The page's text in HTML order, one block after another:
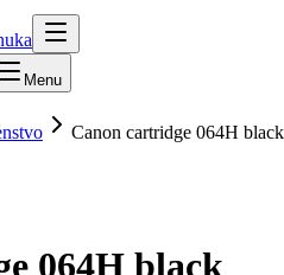
Menu
Canon cartridge 064H black
064H black